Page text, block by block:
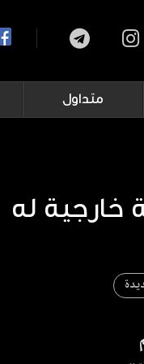
متداول